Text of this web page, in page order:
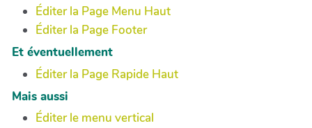
Éditer la Page Menu Haut
Éditer la Page Footer
Et éventuellement
Éditer la Page Rapide Haut
Mais aussi
Éditer le menu vertical